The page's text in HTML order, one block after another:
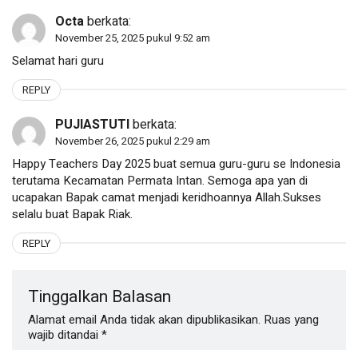
Octaberkata:
November 25, 2025 pukul 9:52 am
Selamat hari guru
REPLY
PUJIASTUTIberkata:
November 26, 2025 pukul 2:29 am
Happy Teachers Day 2025 buat semua guru-guru se Indonesia
terutama Kecamatan Permata Intan. Semoga apa yan di
ucapakan Bapak camat menjadi keridhoannya Allah.Sukses
selalu buat Bapak Riak.
REPLY
Tinggalkan Balasan
Alamat email Anda tidak akan dipublikasikan. Ruas yang
wajib ditandai *